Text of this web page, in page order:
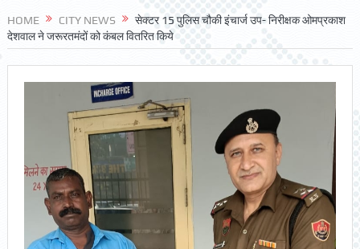
HOME CITY NEWS
सेक्टर 15 पुलिस चौकी इंचार्ज उप- निरीक्षक ओमप्रकाश
देशवाल ने जरूरतमंदों को कंबल वितरित किये